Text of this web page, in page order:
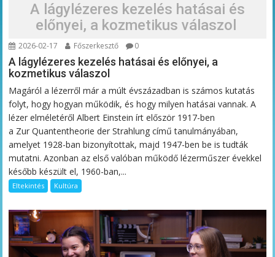
A lágylézeres kezelés hatásai és
előnyei, a kozmetikus válaszol
2026-02-17 Főszerkesztő 0
A lágylézeres kezelés hatásai és előnyei, a
kozmetikus válaszol
Magáról a lézerről már a múlt évszázadban is számos kutatás
folyt, hogy hogyan működik, és hogy milyen hatásai vannak. A
lézer elméletéről Albert Einstein írt először 1917-ben
a Zur Quantentheorie der Strahlung című tanulmányában,
amelyet 1928-ban bizonyítottak, majd 1947-ben be is tudták
mutatni. Azonban az első valóban működő lézerműszer évekkel
később készült el, 1960-ban,...
Eltekintés Kultúra